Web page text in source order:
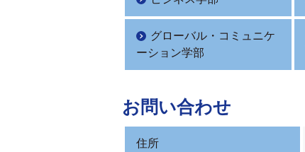
グローバル・コミュニケ
ーション学部
お問い合わせ
住所